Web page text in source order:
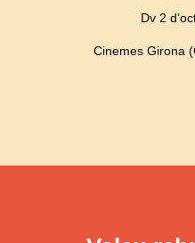
Dv 2
Cinemes Girona